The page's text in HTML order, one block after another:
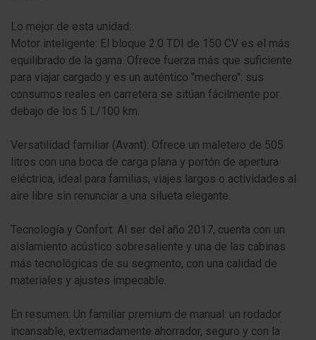
Lo mejor de esta unidad:
Motor inteligente: El bloque 2.0 TDI de 150 CV es el más
equilibrado de la gama. Ofrece fuerza más que suficiente
para viajar cargado y es un auténtico "mechero": sus
consumos reales en carretera se sitúan fácilmente por
debajo de los 5 L/100 km.
Versatilidad familiar (Avant): Ofrece un maletero de 505
litros con una boca de carga plana y portón de apertura
eléctrica, ideal para familias, viajes largos o actividades al
aire libre sin renunciar a una silueta elegante.
Tecnología y Confort: Al ser del año 2017, cuenta con un
aislamiento acústico sobresaliente y una de las cabinas
más tecnológicas de su segmento, con una calidad de
materiales y ajustes impecable.
En resumen: Un familiar premium de manual: un rodador
incansable, extremadamente ahorrador, seguro y con la